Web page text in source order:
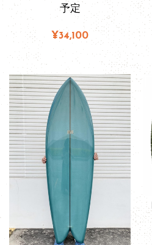
予定
¥34,100